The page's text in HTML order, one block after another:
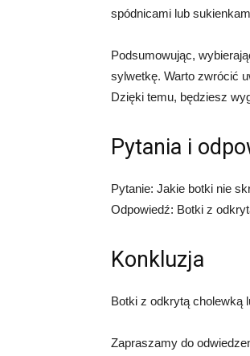
spódnicami lub
Podsumowując,
sylwetkę. Warto zwrócić
Dzięki temu, będziesz
Pytania i
Pytanie: Jakie botki nie
Odpowiedź: Botki z
Konkluzja
Botki z odkrytą cholewką
Zapraszamy do